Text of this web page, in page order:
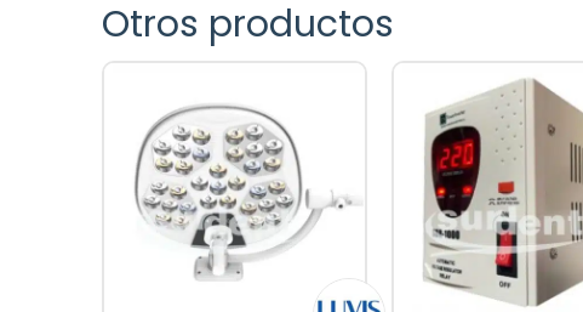
Otros productos